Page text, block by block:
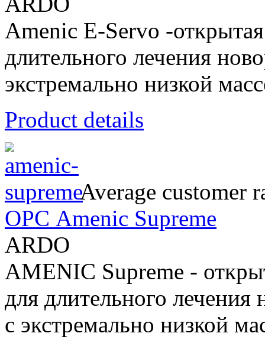
Amenic E-Servo -
длительного лечения
экстремально низкой
Product details
Average customer
ОРС Amenic Supreme
ARDO
AMENIC Supreme -
для длительного
с экстремально низкой